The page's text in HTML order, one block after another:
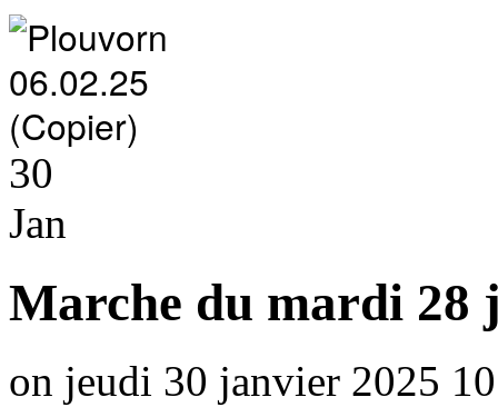
30
Jan
Marche du mardi 28
on jeudi 30 janvier 2025